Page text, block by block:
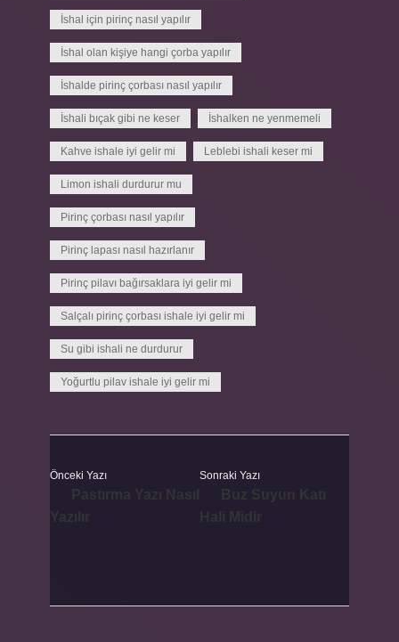
İshal için pirinç nasıl yapılır
İshal olan kişiye hangi çorba yapılır
İshalde pirinç çorbası nasıl yapılır
İshali bıçak gibi ne keser İshalken ne yenmemeli
Kahve ishale iyi gelir mi Leblebi ishali keser mi
Limon ishali durdurur mu
Pirinç çorbası nasıl yapılır
Pirinç lapası nasıl hazırlanır
Pirinç pilavı bağırsaklara iyi gelir mi
Salçalı pirinç çorbası ishale iyi gelir mi
Su gibi ishali ne durdurur
Yoğurtlu pilav ishale iyi gelir mi
Önceki Yazı Sonraki Yazı